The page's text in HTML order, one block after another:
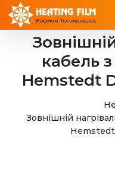
Skip
content
кабель
Hemstedt
Зовнішній